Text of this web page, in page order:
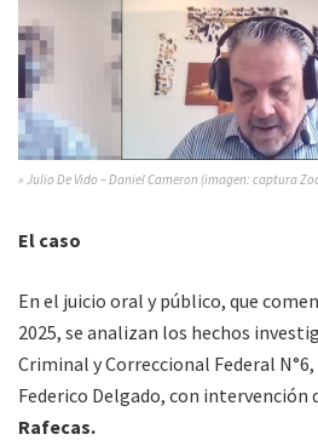
» Julio De Vido – Daniel Cameron (imagen: captura
El caso
En el juicio oral y público, que
2025, se analizan los hechos
Criminal y Correccional Federal
Federico Delgado, con intervención
Rafecas.